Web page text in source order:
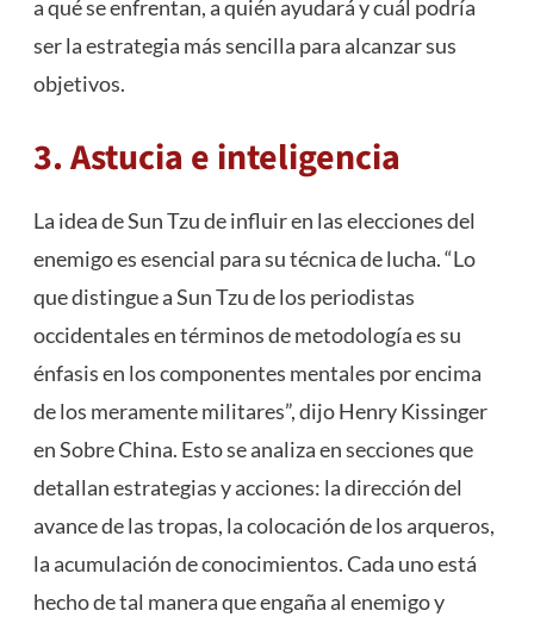
a qué se enfrentan, a quién ayudará y cuál podría
ser la estrategia más sencilla para alcanzar sus
objetivos.
3. Astucia e inteligencia
La idea de Sun Tzu de influir en las elecciones del
enemigo es esencial para su técnica de lucha. “Lo
que distingue a Sun Tzu de los periodistas
occidentales en términos de metodología es su
énfasis en los componentes mentales por encima
de los meramente militares”, dijo Henry Kissinger
en Sobre China. Esto se analiza en secciones que
detallan estrategias y acciones: la dirección del
avance de las tropas, la colocación de los arqueros,
la acumulación de conocimientos. Cada uno está
hecho de tal manera que engaña al enemigo y